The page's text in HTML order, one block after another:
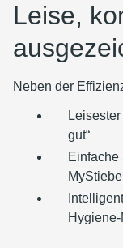
Leise,
Neben der
gut“
Einfache